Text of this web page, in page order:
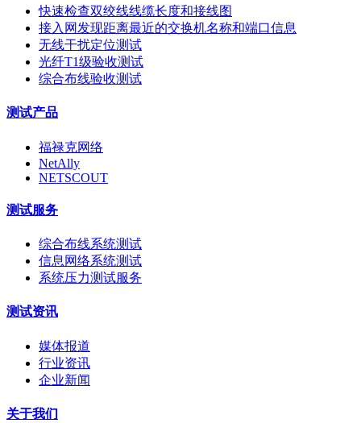
快速检查双绞线线缆长度和接线图
接入网发现距离最近的交换机名称和端口信息
无线干扰定位测试
光纤T1级验收测试
综合布线验收测试
测试产品
福禄克网络
NetAlly
NETSCOUT
测试服务
综合布线系统测试
信息网络系统测试
系统压力测试服务
测试资讯
媒体报道
行业资讯
企业新闻
关于我们